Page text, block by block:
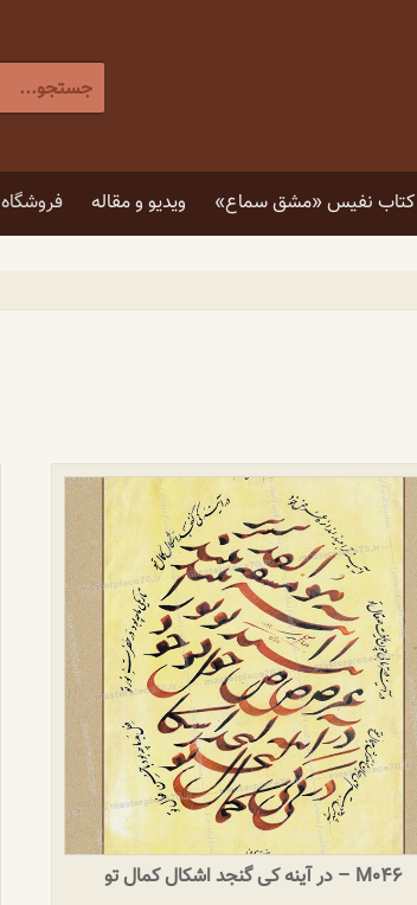
جستجو
برای
کتاب نفیس «مشق سماع» ویدیو و مقاله فروشگاه
M046 – در آینه کی گنجد اشکال کمال تو